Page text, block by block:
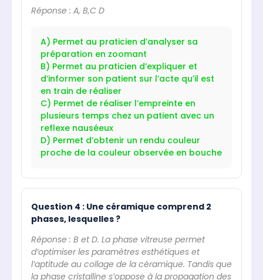
Réponse : A, B,C D
A) Permet au praticien d’analyser sa
préparation en zoomant
B) Permet au praticien d’expliquer et
d’informer son patient sur l’acte qu’il est
en train de réaliser
C) Permet de réaliser l’empreinte en
plusieurs temps chez un patient avec un
reflexe nauséeux
D) Permet d’obtenir un rendu couleur
proche de la couleur observée en bouche
Question 4 : Une céramique comprend 2
phases, lesquelles ?
Réponse : B et D. La phase vitreuse permet
d’optimiser les paramètres esthétiques et
l’aptitude au collage de la céramique. Tandis que
la phase cristalline s’oppose à la propagation des